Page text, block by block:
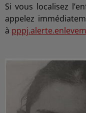
Si vous localisez
appelez
à